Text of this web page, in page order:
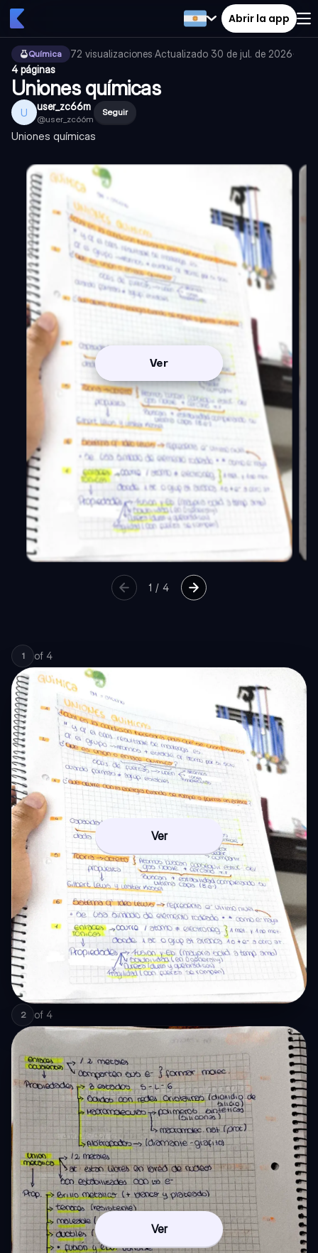
Abrir la app
Química 72 visualizaciones·Actualizado 30 de jul. de 2026·
4 páginas
Uniones químicas
U user_zc66m
@user_zc66m
Seguir
Uniones químicas
Ver
1 /4
1 of 4
Ver
2 of 4
Ver